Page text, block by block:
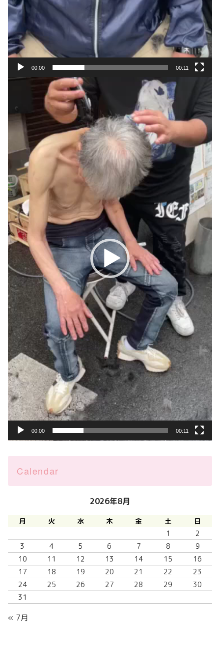
00:00 00:11
動
レ
ー
ー
00:00 00:11
Calendar
2026年8月
月 火 水 木 金 土
日
1
2
3
4 5 6 7 8
9
10
11 12 13 14 15
16
17
18 19 20 21 22
23
24
25 26 27 28 29
30
31
« 7月